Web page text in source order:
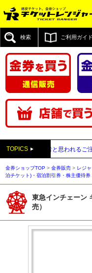
検索 ご利用ガイド
TOPICS
い買取業者と思われるご注文
金券ショップTOP >金券販売 > レジ
泊チケット)・宿泊割引券・株主優待券
東急インチェーン
売）